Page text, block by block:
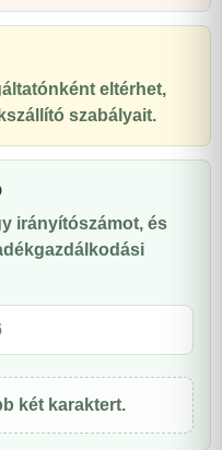
eltérhet,
szabályait.
irányítószámot, és
két karaktert.